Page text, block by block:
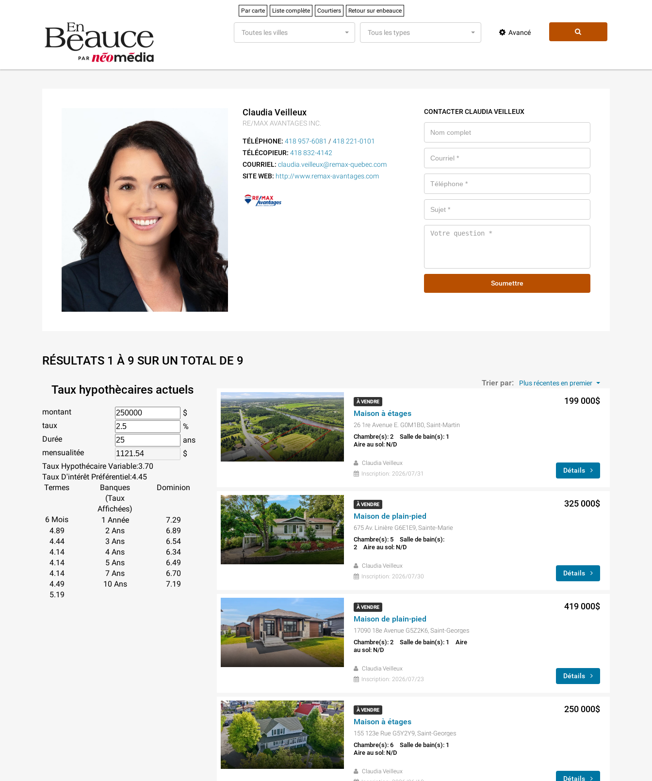
Par carte Liste complète Courtiers Retour sur enbeauce
Toutes les villes Tous les types Avancé
Claudia Veilleux
RE/MAX AVANTAGES INC.
TÉLÉPHONE:418 957-6081 /418 221-0101
TÉLÉCOPIEUR:418 832-4142
COURRIEL:claudia.veilleux@remax-quebec.com
SITE WEB: http://www.remax-avantages.com
CONTACTER CLAUDIA VEILLEUX
Soumettre
RÉSULTATS 1 À 9 SUR UN TOTAL DE 9
Trier par: Plus récentes en premier
À VENDRE
Maison à étages
26 1re Avenue E. G0M1B0, Saint-Martin
Chambre(s): 2
Salle de bain(s): 1
Aire au sol: N/D
Claudia Veilleux
Inscription: 2026/07/31
199 000$
Détails
À VENDRE
Maison de plain-pied
675 Av. Linière G6E1E9, Sainte-Marie
Chambre(s): 5
Salle de bain(s):
2
Aire au sol: N/D
Claudia Veilleux
Inscription: 2026/07/30
325 000$
Détails
À VENDRE
Maison de plain-pied
17090 18e Avenue G5Z2K6, Saint-Georges
Chambre(s): 2
Salle de bain(s): 1
Aire
au sol: N/D
Claudia Veilleux
Inscription: 2026/07/23
419 000$
Détails
À VENDRE
Maison à étages
155 123e Rue G5Y2Y9, Saint-Georges
Chambre(s): 6
Salle de bain(s): 1
Aire au sol: N/D
Claudia Veilleux
250 000$
Détails
Taux hypothècaires actuels
montant
$
taux
%
Durée
ans
mensualitée
$
Taux Hypothécaire Variable:3.70
Taux D'intérêt Préférentiel:4.45
Termes
Banques
(Taux
Affichées)
Dominion
6 Mois 1 Année
7.29
4.89
2 Ans
6.89
4.44
3 Ans
6.54
4.14
4 Ans
6.34
4.14
5 Ans
6.49
4.14
7 Ans
6.70
4.49
10 Ans
7.19
5.19